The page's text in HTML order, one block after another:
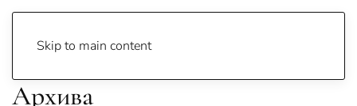
Skip to main content
Архива